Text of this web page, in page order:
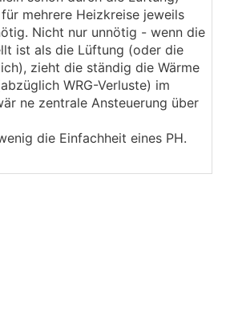
mehrere Heizkreise jeweils
Nicht nur unnötig - wenn die
ist als die Lüftung (oder die
zieht die ständig die Wärme
WRG-Verluste) im
ne zentrale Ansteuerung über
die Einfachheit eines PH.